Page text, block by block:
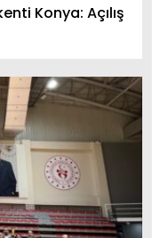
Konya: Açılış